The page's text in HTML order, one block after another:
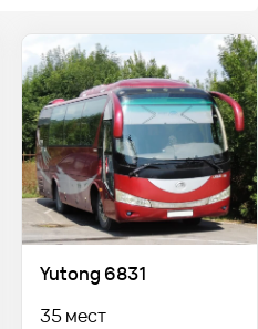
Yutong 6831
35 мест